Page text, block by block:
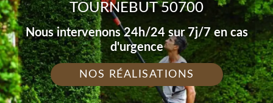
TOURNEBUT 50700
Nous intervenons 24h/24 sur 7j/7 en cas
d'urgence
NOS RÉALISATIONS